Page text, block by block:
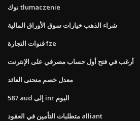
نوك tlumaczenie
شراء الذهب خيارات سوق الأوراق المالية
قنوات التجارة fze
أرغب في فتح أول حساب مصرفي على الإنترنت
معدل خصم منحنى العائد
587 aud إلى inr اليوم
متطلبات التأمين في العقود alliant